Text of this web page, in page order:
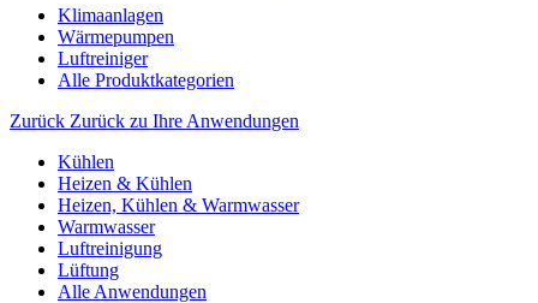
Klimaanlagen
Wärmepumpen
Luftreiniger
Alle Produktkategorien
Zurück Zurück zu Ihre Anwendungen
Kühlen
Heizen & Kühlen
Heizen, Kühlen & Warmwasser
Warmwasser
Luftreinigung
Lüftung
Alle Anwendungen